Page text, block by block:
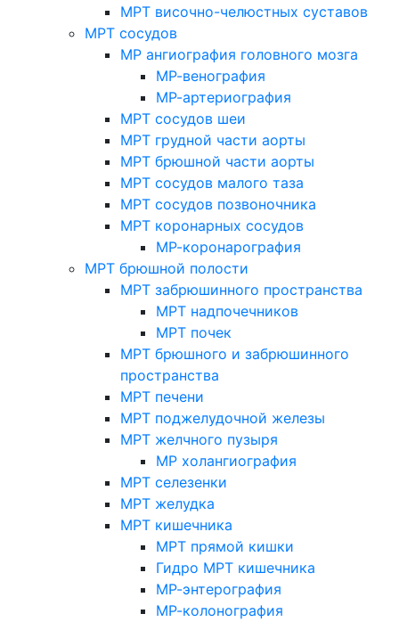
МРТ височно-челюстных суставов
МРТ сосудов
МР ангиография головного мозга
МР-венография
МР-артериография
МРТ сосудов шеи
МРТ грудной части аорты
МРТ брюшной части аорты
МРТ сосудов малого таза
МРТ сосудов позвоночника
МРТ коронарных сосудов
МР-коронарография
МРТ брюшной полости
МРТ забрюшинного пространства
МРТ надпочечников
МРТ почек
МРТ брюшного и забрюшинного
пространства
МРТ печени
МРТ поджелудочной железы
МРТ желчного пузыря
МР холангиография
МРТ селезенки
МРТ желудка
МРТ кишечника
МРТ прямой кишки
Гидро МРТ кишечника
МР-энтерография
МР-колонография